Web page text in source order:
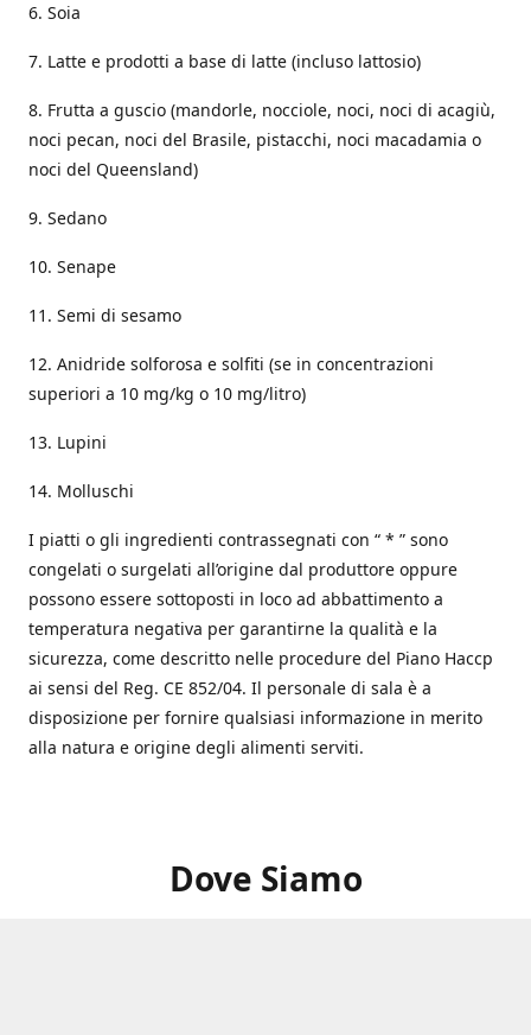
6. Soia
7. Latte e prodotti a base di latte (incluso lattosio)
8. Frutta a guscio (mandorle, nocciole, noci, noci di acagiù,
noci pecan, noci del Brasile, pistacchi, noci macadamia o
noci del Queensland)
9. Sedano
10. Senape
11. Semi di sesamo
12. Anidride solforosa e solfiti (se in concentrazioni
superiori a 10 mg/kg o 10 mg/litro)
13. Lupini
14. Molluschi
I piatti o gli ingredienti contrassegnati con “ * ” sono
congelati o surgelati all’origine dal produttore oppure
possono essere sottoposti in loco ad abbattimento a
temperatura negativa per garantirne la qualità e la
sicurezza, come descritto nelle procedure del Piano Haccp
ai sensi del Reg. CE 852/04. Il personale di sala è a
disposizione per fornire qualsiasi informazione in merito
alla natura e origine degli alimenti serviti.
Dove Siamo